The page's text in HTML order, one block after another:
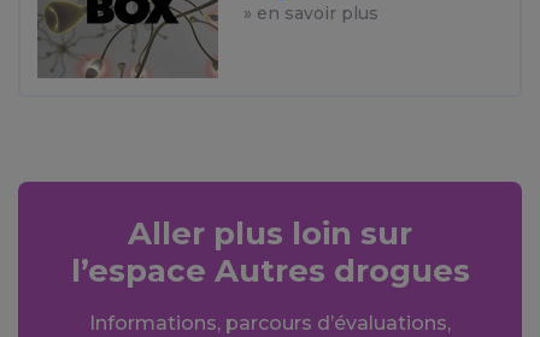
» en savoir plus
Aller plus loin sur
l’espace Autres drogues
Informations, parcours d’évaluations,